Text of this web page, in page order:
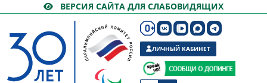
ВЕРСИЯ САЙТА ДЛЯ СЛАБОВИДЯЩИХ
ЛИЧНЫЙ КАБИНЕТ